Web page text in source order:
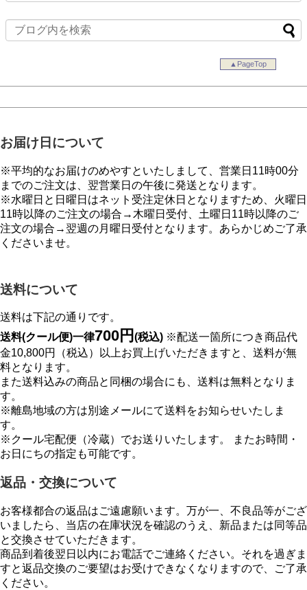
▲PageTop
お届け日について
※平均的なお届けのめやすといたしまして、営業日11時00分
までのご注文は、翌営業日の午後に発送となります。
※水曜日と日曜日はネット受注定休日となりますため、火曜日
11時以降のご注文の場合→木曜日受付、土曜日11時以降のご
注文の場合→翌週の月曜日受付となります。あらかじめご了承
くださいませ。
送料について
送料は下記の通りです。
送料(クール便)一律700円 (税込) ※配送一箇所につき商品代
金10,800円（税込）以上お買上げいただきますと、送料が無
料となります。
また送料込みの商品と同梱の場合にも、送料は無料となりま
す。
※離島地域の方は別途メールにて送料をお知らせいたしま
す。
※クール宅配便（冷蔵）でお送りいたします。 またお時間・
お日にちの指定も可能です。
返品・交換について
お客様都合の返品はご遠慮願います。万が一、不良品等がござ
いましたら、当店の在庫状況を確認のうえ、新品または同等品
と交換させていただきます。
商品到着後翌日以内にお電話でご連絡ください。それを過ぎま
すと返品交換のご要望はお受けできなくなりますので、ご了承
ください。